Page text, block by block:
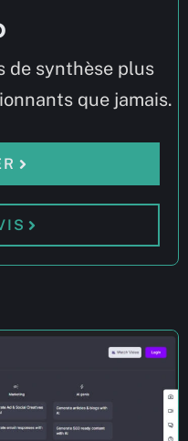
de synthèse plus
que jamais.